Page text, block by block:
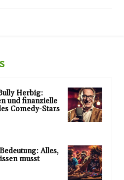
Herbig:
und finanzielle
Comedy-Stars
Alles,
musst